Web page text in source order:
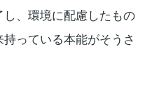
、環境に配慮したもの
っている本能がそうさ